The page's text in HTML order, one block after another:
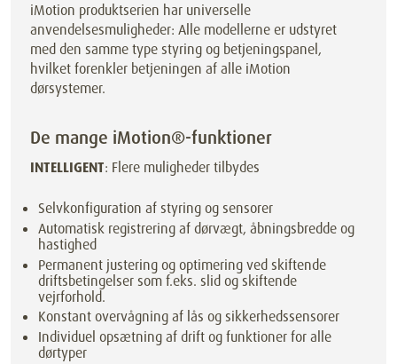
iMotion produktserien har universelle
anvendelsesmuligheder: Alle modellerne er udstyret
med den samme type styring og betjeningspanel,
hvilket forenkler betjeningen af alle iMotion
dørsystemer.
De mange iMotion®-funktioner
INTELLIGENT: Flere muligheder tilbydes
Selvkonfiguration af styring og sensorer
Automatisk registrering af dørvægt, åbningsbredde og
hastighed
Permanent justering og optimering ved skiftende
driftsbetingelser som f.eks. slid og skiftende
vejrforhold.
Konstant overvågning af lås og sikkerhedssensorer
Individuel opsætning af drift og funktioner for alle
dørtyper